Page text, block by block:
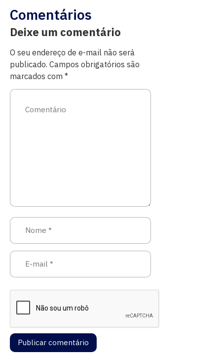
Comentários
Deixe um comentário
O seu endereço de e-mail não será
publicado. Campos obrigatórios são
marcados com *